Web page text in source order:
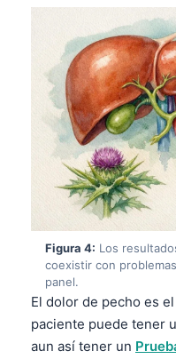
Figura 4: Los
coexistir con
panel.
El dolor de pecho es
paciente puede tener
aun así tener un